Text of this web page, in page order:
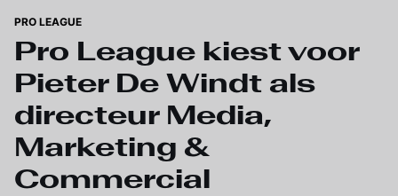
PRO LEAGUE
Pro League kiest voor
Pieter De Windt als
directeur Media,
Marketing &
Commercial